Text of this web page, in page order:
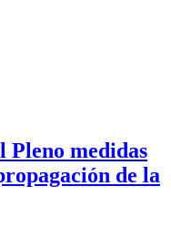
Pleno medidas
de la